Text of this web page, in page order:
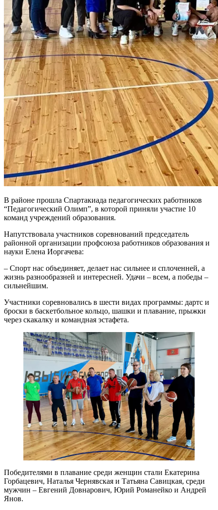
В районе прошла Спартакиада педагогических работников
“Педагогический Олимп”, в которой приняли участие 10
команд учреждений образования.
Напутствовала участников соревнований председатель
районной организации профсоюза работников образования и
науки Елена Иоргачева:
– Спорт нас объединяет, делает нас сильнее и сплоченней, а
жизнь разнообразней и интересней. Удачи – всем, а победы –
сильнейшим.
Участники соревновались в шести видах программы: дартс и
броски в баскетбольное кольцо, шашки и плавание, прыжки
через скакалку и командная эстафета.
Победителями в плавание среди женщин стали Екатерина
Горбацевич, Наталья Чернявская и Татьяна Савицкая, среди
мужчин – Евгений Довнарович, Юрий Романейко и Андрей
Янов.